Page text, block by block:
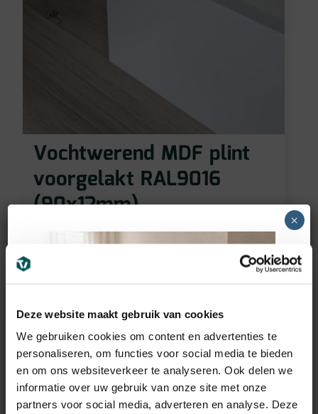
Deze website maakt gebruik van cookies
We gebruiken cookies om content en advertenties te
personaliseren, om functies voor social media te bieden
en om ons websiteverkeer te analyseren. Ook delen we
informatie over uw gebruik van onze site met onze
partners voor social media, adverteren en analyse. Deze
Vochtwerend MDF plint
voorgelakt RAL9016
(90x12mm)
11,95
×